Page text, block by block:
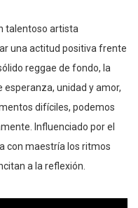
talentoso artista
una actitud positiva frente
reggae de fondo, la
esperanza, unidad y amor,
difíciles, podemos
Influenciado por el
con maestría los ritmos
a la reflexión.